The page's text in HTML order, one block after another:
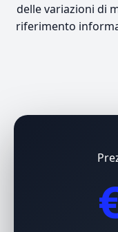
delle variazioni di
riferimento